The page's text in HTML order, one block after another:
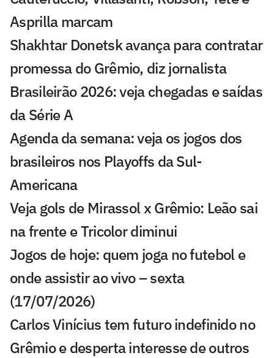
Asprilla marcam
Shakhtar Donetsk avança para contratar
promessa do Grêmio, diz jornalista
Brasileirão 2026: veja chegadas e saídas
da Série A
Agenda da semana: veja os jogos dos
brasileiros nos Playoffs da Sul-
Americana
Veja gols de Mirassol x Grêmio: Leão sai
na frente e Tricolor diminui
Jogos de hoje: quem joga no futebol e
onde assistir ao vivo – sexta
(17/07/2026)
Carlos Vinícius tem futuro indefinido no
Grêmio e desperta interesse de outros